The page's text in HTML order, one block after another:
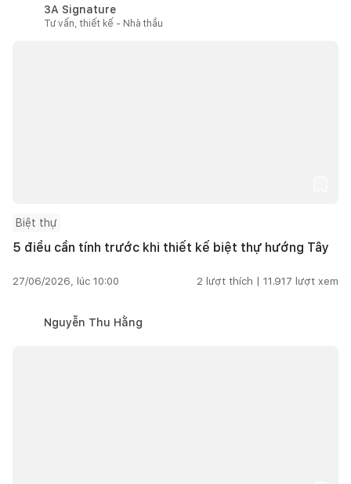
3A Signature
Tư vấn, thiết kế - Nhà thầu
Biệt thự
5 điều cần tính trước khi thiết kế biệt thự hướng Tây
27/06/2026, lúc 10:00 2 lượt thích | 11.917 lượt xem
Nguyễn Thu Hằng